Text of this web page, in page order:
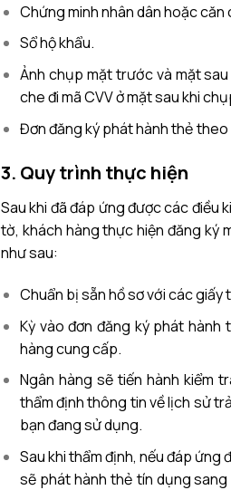
Chứng minh nhân dân hoặc
Sổ hộ khẩu.
Ảnh chụp mặt trước và mặt
che đi mã CVV ở mặt sau khi
Đơn đăng ký phát hành thẻ
3. Quy trình thực hiện
Sau khi đã đáp ứng được các điều
tờ, khách hàng thực hiện đăng ký
như sau:
Chuẩn bị sẵn hồ sơ với các
Kỳ vào đơn đăng ký phát
hàng cung cấp.
Ngân hàng sẽ tiến hành kiểm
thẩm định thông tin về lịch sử
bạn đang sử dụng.
Sau khi thẩm định, nếu đáp ứng
sẽ phát hành thẻ tín dụng